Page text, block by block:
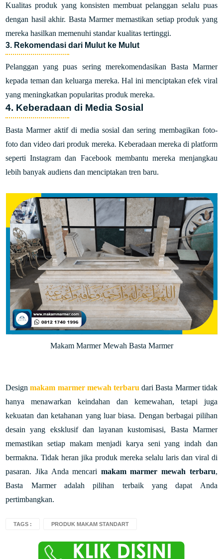
Kualitas produk yang konsisten membuat pelanggan selalu puas
dengan hasil akhir. Basta Marmer memastikan setiap produk yang
mereka hasilkan memenuhi standar kualitas tertinggi.
3. Rekomendasi dari Mulut ke Mulut
Pelanggan yang puas sering merekomendasikan Basta Marmer
kepada teman dan keluarga mereka. Hal ini menciptakan efek viral
yang meningkatkan popularitas produk mereka.
4. Keberadaan di Media Sosial
Basta Marmer aktif di media sosial dan sering membagikan foto-
foto dan video dari produk mereka. Keberadaan mereka di platform
seperti Instagram dan Facebook membantu mereka menjangkau
lebih banyak audiens dan menciptakan tren baru.
Makam Marmer Mewah Basta Marmer
Designmakam marmer mewah terbaru dari Basta Marmer tidak
hanya menawarkan keindahan dan kemewahan, tetapi juga
kekuatan dan ketahanan yang luar biasa. Dengan berbagai pilihan
desain yang eksklusif dan layanan kustomisasi, Basta Marmer
memastikan setiap makam menjadi karya seni yang indah dan
bermakna. Tidak heran jika produk mereka selalu laris dan viral di
pasaran. Jika Anda mencari makam marmer mewah terbaru,
Basta Marmer adalah pilihan terbaik yang dapat Anda
pertimbangkan.
TAGS : PRODUK MAKAM STANDART